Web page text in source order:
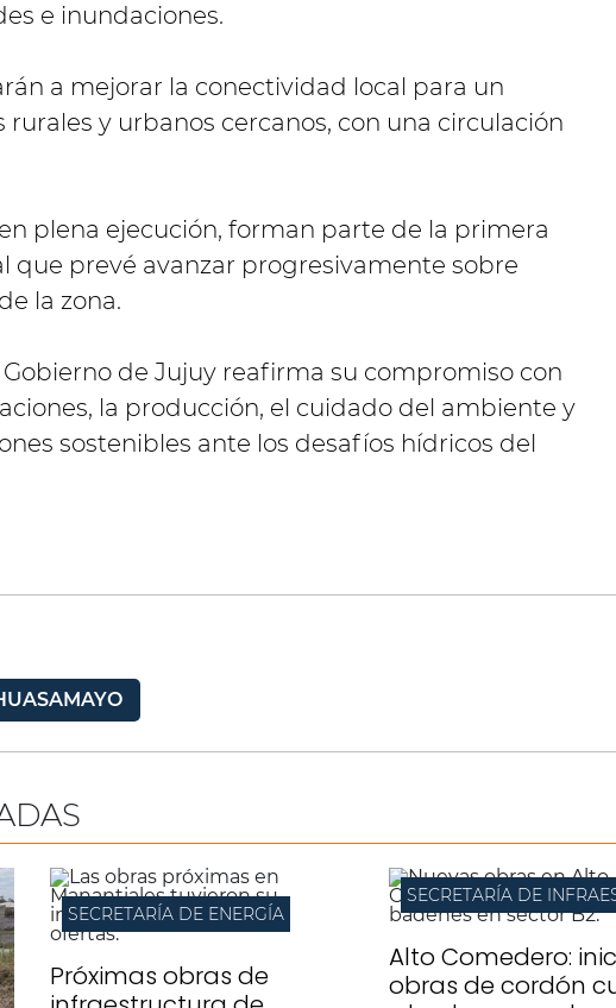
e inundaciones.
a mejorar la conectividad local para un
rurales y urbanos cercanos, con una circulación
plena ejecución, forman parte de la primera
que prevé avanzar progresivamente sobre
la zona.
de Jujuy reafirma su compromiso con
la producción, el cuidado del ambiente y
sostenibles ante los desafíos hídricos del
SECRETARÍA DE ENERGÍA
Próximas obras de
Alto Comedero:
obras de cordón